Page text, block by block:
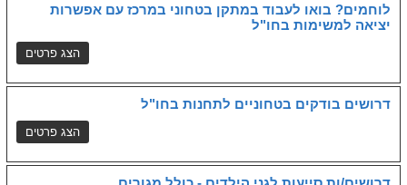
לוחמים? בואו לעבוד במתקן בטחוני במרכז עם אפשרות
יציאה למשימות בחו"ל
דרושים בודקים בטחוניים לתחנות בחו"ל